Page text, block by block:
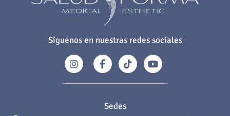
Síguenos en nuestras redes sociales
Sedes